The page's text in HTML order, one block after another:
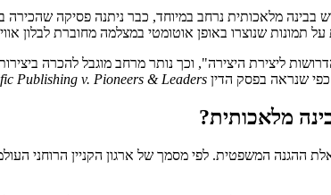
על תמונות שנוצרו באופן אוטומטי במצלמה מחוברת
שנראה בפסק הדין Publishing v. Pioneers & Leaders
מלאכותית?